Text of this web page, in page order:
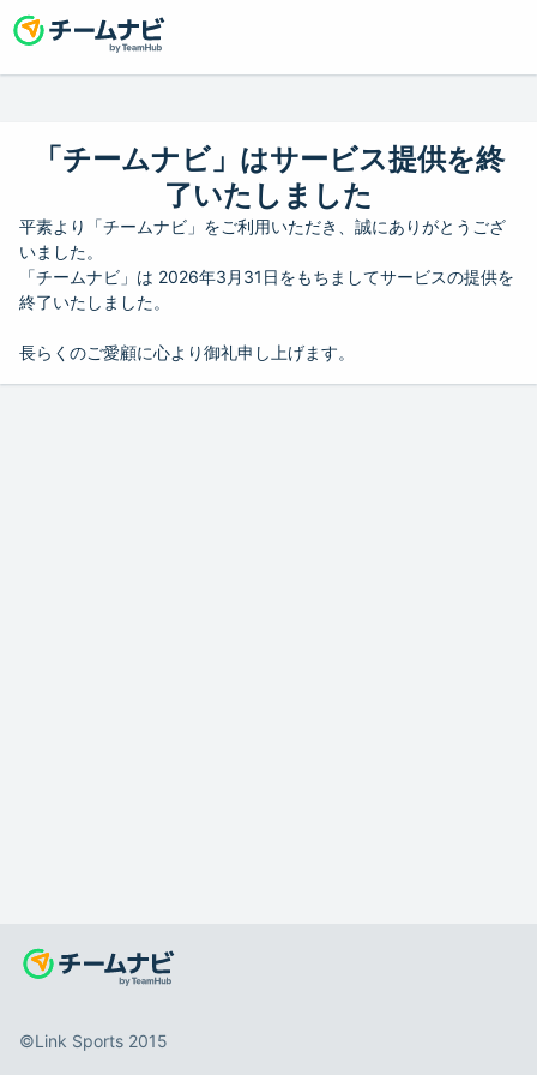
「チームナビ」はサービス提供を終
了いたしました
平素より「チームナビ」をご利用いただき、誠にありがとうござ
いました。
「チームナビ」は 2026年3月31日をもちましてサービスの提供を
終了いたしました。
長らくのご愛顧に心より御礼申し上げます。
©️Link Sports 2015